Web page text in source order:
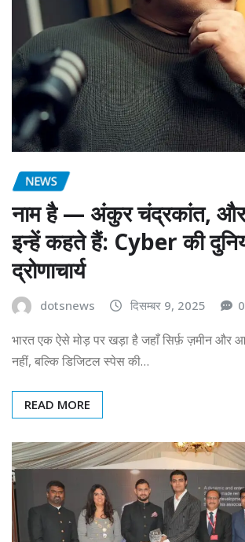
NEWS
नाम है — अंकुर चंद्रकांत,
इन्हें कहते हैं: Cyber की
द्रोणाचार्य
dotsnews दिसम्बर 9, 2025 0
भारत एक ऐसे मोड़ पर खड़ा है जहाँ सिर्फ़ ज़मीन और
नहीं, बल्कि डिजिटल स्पेस की…
READ MORE